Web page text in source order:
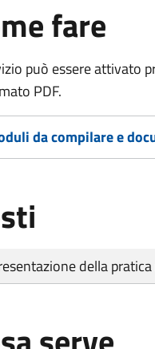
fare
può essere attivato
PDF.
da compilare e
pagamentodella